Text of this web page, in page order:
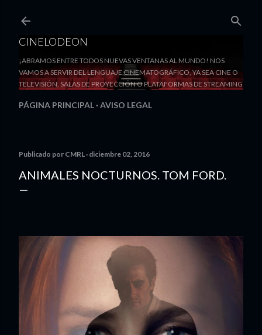
CINELODEON
¡ABRAMOS ENTRE TODOS NUEVAS VENTANAS AL MUNDO! NOS
VAMOS A SERVIR DEL LENGUAJE CINEMATOGRÁFICO, YA SEA CINE O
TELEVISIÓN, SALAS DE PROYECCIÓN O PLATAFORMAS DE STREAMING
PÁGINA PRINCIPAL AVISO LEGAL
Publicado por CMRL diciembre 02, 2016
ANIMALES NOCTURNOS. TOM FORD.